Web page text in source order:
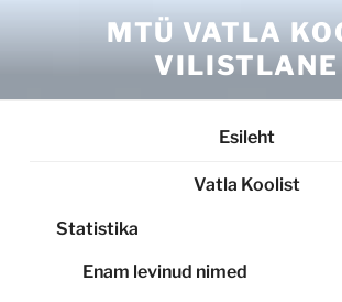
MTÜ VATLA
VILISTLANE
Esileht
Vatla Koolist
Statistika
Enam levinud nimed